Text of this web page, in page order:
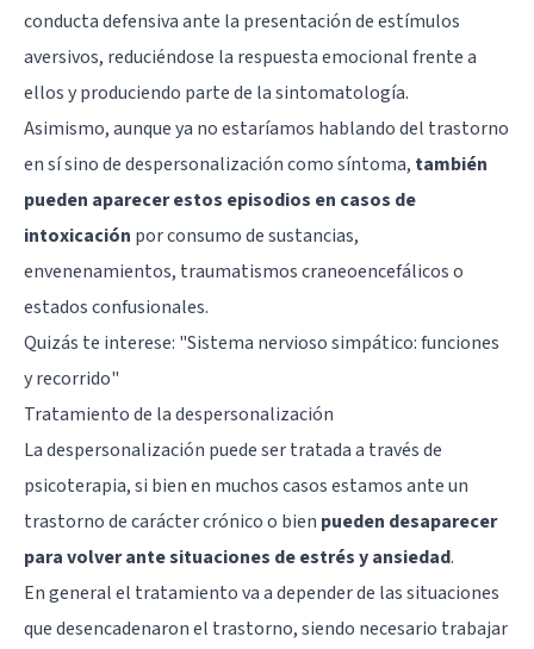
conducta defensiva ante la presentación de estímulos
aversivos, reduciéndose la respuesta emocional frente a
ellos y produciendo parte de la sintomatología.
Asimismo, aunque ya no estaríamos hablando del trastorno
en sí sino de despersonalización como síntoma, también
pueden aparecer estos episodios en casos de
intoxicación por consumo de sustancias,
envenenamientos, traumatismos craneoencefálicos o
estados confusionales.
Quizás te interese: "Sistema nervioso simpático: funciones
y recorrido"
Tratamiento de la despersonalización
La despersonalización puede ser tratada a través de
psicoterapia, si bien en muchos casos estamos ante un
trastorno de carácter crónico o bien pueden desaparecer
para volver ante situaciones de estrés y ansiedad.
En general el tratamiento va a depender de las situaciones
que desencadenaron el trastorno, siendo necesario trabajar